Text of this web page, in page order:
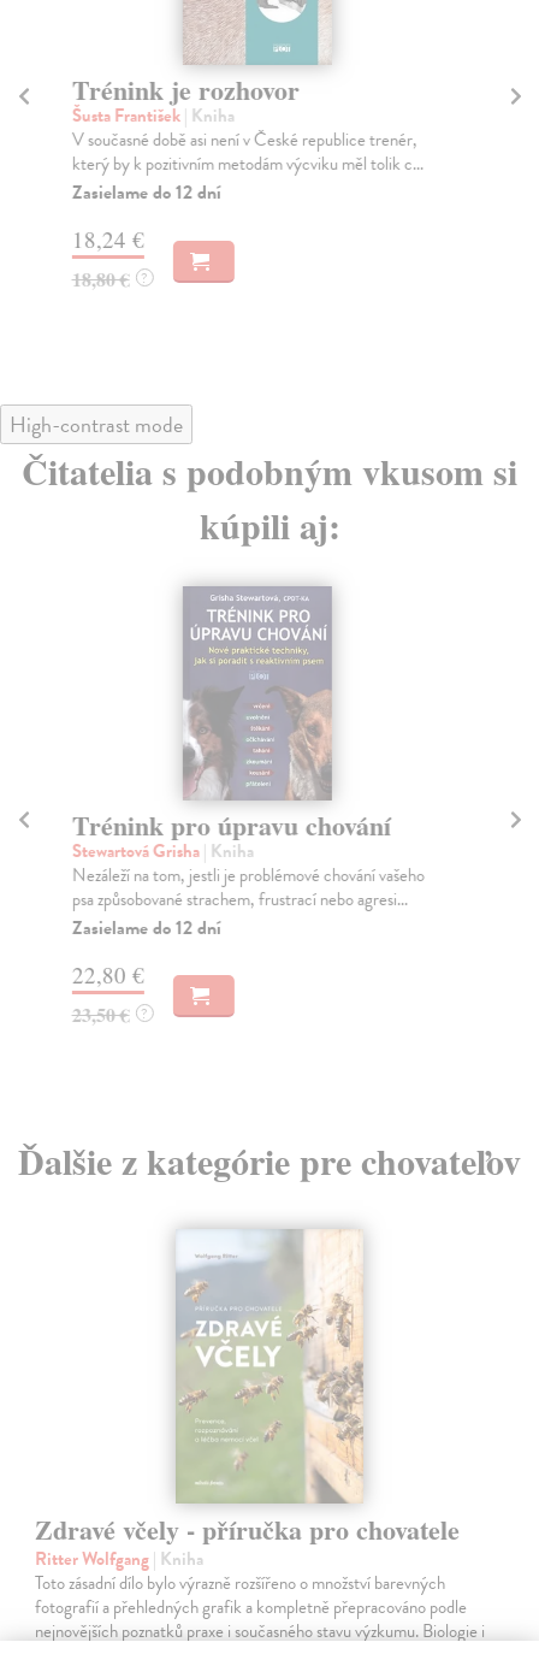
Trénink je rozhovor
Šusta František| Kniha
V současné době asi není v České republice trenér,
který by k pozitivním metodám výcviku měl tolik c...
Zasielame do 12 dní
18,24 €
18,80 € ?
High-contrast mode
Čitatelia s podobným vkusom si
kúpili aj:
Trénink pro úpravu chování
Stewartová Grisha| Kniha
Nezáleží na tom, jestli je problémové chování vašeho
psa způsobované strachem, frustrací nebo agresi...
Zasielame do 12 dní
22,80 €
23,50 € ?
Ďalšie z kategórie pre chovateľov
Zdravé včely - příručka pro chovatele
Ritter Wolfgang| Kniha
Toto zásadní dílo bylo výrazně rozšířeno o množství barevných
fotografií a přehledných grafik a kompletně přepracováno podle
nejnovějších poznatků praxe i současného stavu výzkumu. Biologie i